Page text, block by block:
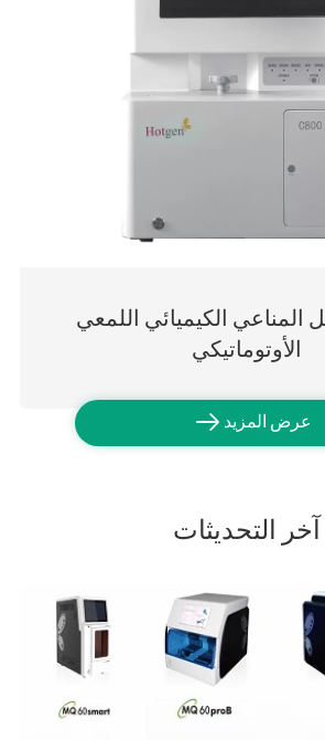
المناعي الكيميائي اللمعي
الأوتوماتيكي
عرض المزيد 
آخر التحديثات